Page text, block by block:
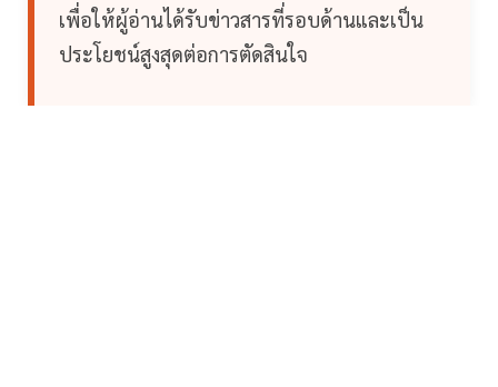
เพื่อให้ผู้อ่านได้รับข่าวสารที่รอบด้านและเป็น
ประโยชน์สูงสุดต่อการตัดสินใจ